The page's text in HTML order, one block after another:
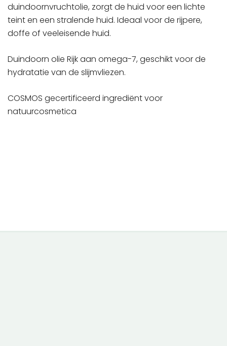
duindoornvruchtolie, zorgt de huid voor een lichte
teint en een stralende huid. Ideaal voor de rijpere,
doffe of veeleisende huid.
Duindoorn olie Rijk aan omega-7, geschikt voor de
hydratatie van de slijmvliezen.
COSMOS gecertificeerd ingrediënt voor
natuurcosmetica